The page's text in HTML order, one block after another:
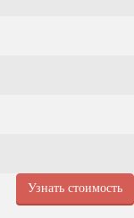
Узнать стоимость